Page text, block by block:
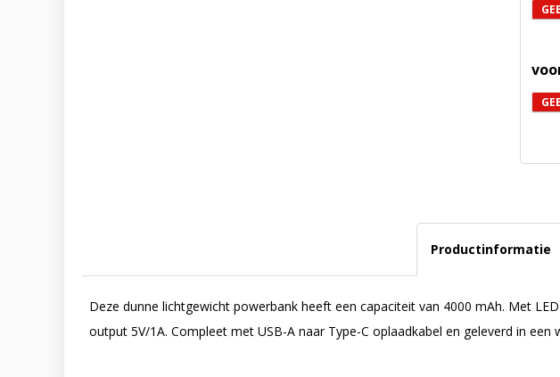
Productinformatie
Deze dunne lichtgewicht powerbank heeft een capaciteit van 4000 mAh. Met
output 5V/1A. Compleet met USB-A naar Type-C oplaadkabel en geleverd in een